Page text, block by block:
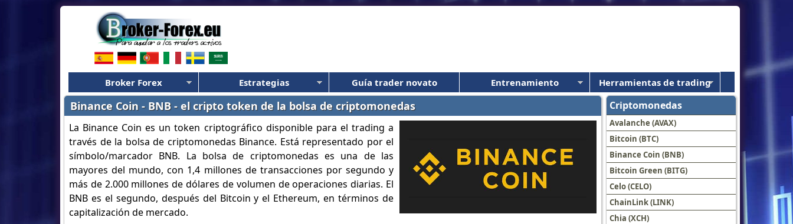
Broker Forex Estrategias Guía trader novato Entrenamiento Herramientas de trading
Criptomonedas
Avalanche (AVAX)
Bitcoin (BTC)
Binance Coin (BNB)
Bitcoin Green (BITG)
Celo (CELO)
ChainLink (LINK)
Chia (XCH)
Binance Coin - BNB - el cripto token de la bolsa de criptomonedas
La Binance Coin es un token criptográfico disponible para el trading a
través de la bolsa de criptomonedas Binance. Está representado por el
símbolo/marcador BNB. La bolsa de criptomonedas es una de las
mayores del mundo, con 1,4 millones de transacciones por segundo y
más de 2.000 millones de dólares de volumen de operaciones diarias. El
BNB es el segundo, después del Bitcoin y el Ethereum, en términos de
capitalización de mercado.